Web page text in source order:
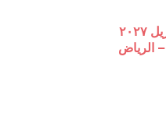
– الرياض